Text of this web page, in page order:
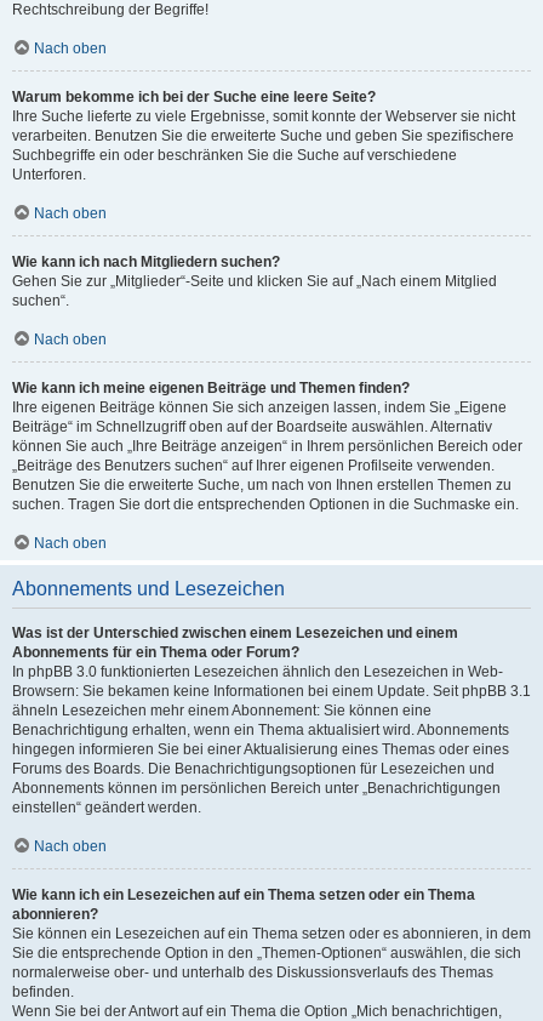
Rechtschreibung der Begriffe!
Nach oben
Warum bekomme ich bei der Suche eine leere Seite?
Ihre Suche lieferte zu viele Ergebnisse, somit konnte der Webserver sie nicht
verarbeiten. Benutzen Sie die erweiterte Suche und geben Sie spezifischere
Suchbegriffe ein oder beschränken Sie die Suche auf verschiedene
Unterforen.
Nach oben
Wie kann ich nach Mitgliedern suchen?
Gehen Sie zur „Mitglieder“-Seite und klicken Sie auf „Nach einem Mitglied
suchen“.
Nach oben
Wie kann ich meine eigenen Beiträge und Themen finden?
Ihre eigenen Beiträge können Sie sich anzeigen lassen, indem Sie „Eigene
Beiträge“ im Schnellzugriff oben auf der Boardseite auswählen. Alternativ
können Sie auch „Ihre Beiträge anzeigen“ in Ihrem persönlichen Bereich oder
„Beiträge des Benutzers suchen“ auf Ihrer eigenen Profilseite verwenden.
Benutzen Sie die erweiterte Suche, um nach von Ihnen erstellen Themen zu
suchen. Tragen Sie dort die entsprechenden Optionen in die Suchmaske ein.
Nach oben
Abonnements und Lesezeichen
Was ist der Unterschied zwischen einem Lesezeichen und einem
Abonnements für ein Thema oder Forum?
In phpBB 3.0 funktionierten Lesezeichen ähnlich den Lesezeichen in Web-
Browsern: Sie bekamen keine Informationen bei einem Update. Seit phpBB 3.1
ähneln Lesezeichen mehr einem Abonnement: Sie können eine
Benachrichtigung erhalten, wenn ein Thema aktualisiert wird. Abonnements
hingegen informieren Sie bei einer Aktualisierung eines Themas oder eines
Forums des Boards. Die Benachrichtigungsoptionen für Lesezeichen und
Abonnements können im persönlichen Bereich unter „Benachrichtigungen
einstellen“ geändert werden.
Nach oben
Wie kann ich ein Lesezeichen auf ein Thema setzen oder ein Thema
abonnieren?
Sie können ein Lesezeichen auf ein Thema setzen oder es abonnieren, in dem
Sie die entsprechende Option in den „Themen-Optionen“ auswählen, die sich
normalerweise ober- und unterhalb des Diskussionsverlaufs des Themas
befinden.
Wenn Sie bei der Antwort auf ein Thema die Option „Mich benachrichtigen,